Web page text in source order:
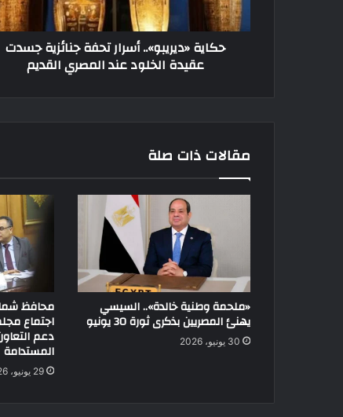
حكاية «ديريبو».. أسرار تحفة جنائزية جسدت
عقيدة الخلود عند المصري القديم
مقالات ذات صلة
«ملحمة وطنية خالدة».. السيسي
يهنئ المصريين بذكرى ثورة 30 يونيو
30 يونيو، 2026
محافظ
اجتماع
دعم
المستدامة
29 يونيو، 2026